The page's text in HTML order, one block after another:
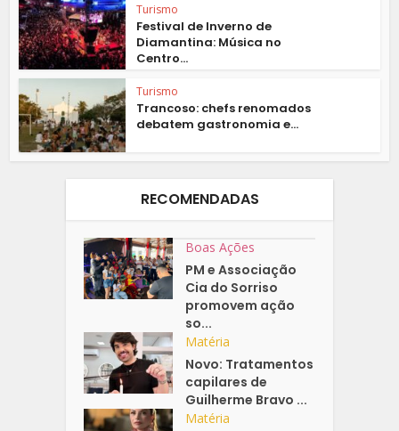
Turismo
Festival de Inverno de
Diamantina: Música no
Centro...
Turismo
Trancoso: chefs renomados
debatem gastronomia e...
RECOMENDADAS
Boas Ações
PM e Associação
Cia do Sorriso
promovem ação
so...
Matéria
Novo: Tratamentos
capilares de
Guilherme Bravo ...
Matéria